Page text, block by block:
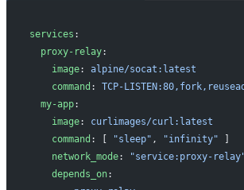
services :
  proxy-relay
:
    image
: alpine/socat:latest
    command
: TCP-
  my-app
:
    image
: curlimages/curl:latest
    command
: [ "sleep" , "infinity"
    network_mode
:
"service:proxy-
    depends_on
: